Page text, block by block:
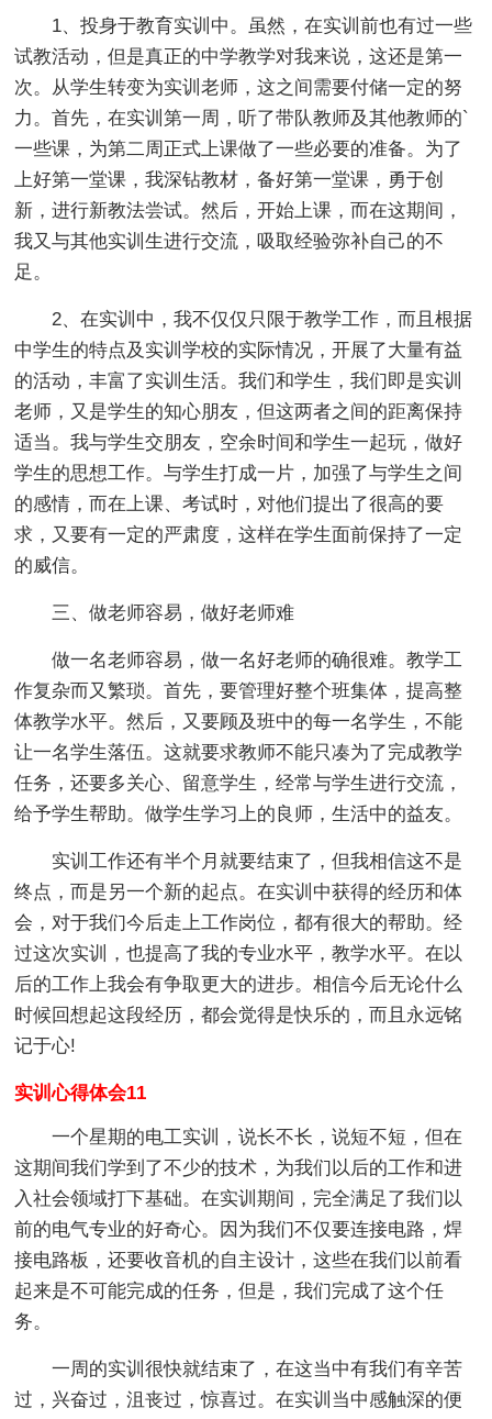
1、投身于教育实训中。虽然，在实训前也有过一些
试教活动，但是真正的中学教学对我来说，这还是第一
次。从学生转变为实训老师，这之间需要付储一定的努
力。首先，在实训第一周，听了带队教师及其他教师的`
一些课，为第二周正式上课做了一些必要的准备。为了
上好第一堂课，我深钻教材，备好第一堂课，勇于创
新，进行新教法尝试。然后，开始上课，而在这期间，
我又与其他实训生进行交流，吸取经验弥补自己的不
足。
2、在实训中，我不仅仅只限于教学工作，而且根据
中学生的特点及实训学校的实际情况，开展了大量有益
的活动，丰富了实训生活。我们和学生，我们即是实训
老师，又是学生的知心朋友，但这两者之间的距离保持
适当。我与学生交朋友，空余时间和学生一起玩，做好
学生的思想工作。与学生打成一片，加强了与学生之间
的感情，而在上课、考试时，对他们提出了很高的要
求，又要有一定的严肃度，这样在学生面前保持了一定
的威信。
三、做老师容易，做好老师难
做一名老师容易，做一名好老师的确很难。教学工
作复杂而又繁琐。首先，要管理好整个班集体，提高整
体教学水平。然后，又要顾及班中的每一名学生，不能
让一名学生落伍。这就要求教师不能只凑为了完成教学
任务，还要多关心、留意学生，经常与学生进行交流，
给予学生帮助。做学生学习上的良师，生活中的益友。
实训工作还有半个月就要结束了，但我相信这不是
终点，而是另一个新的起点。在实训中获得的经历和体
会，对于我们今后走上工作岗位，都有很大的帮助。经
过这次实训，也提高了我的专业水平，教学水平。在以
后的工作上我会有争取更大的进步。相信今后无论什么
时候回想起这段经历，都会觉得是快乐的，而且永远铭
记于心!
实训心得体会11
一个星期的电工实训，说长不长，说短不短，但在
这期间我们学到了不少的技术，为我们以后的工作和进
入社会领域打下基础。在实训期间，完全满足了我们以
前的电气专业的好奇心。因为我们不仅要连接电路，焊
接电路板，还要收音机的自主设计，这些在我们以前看
起来是不可能完成的任务，但是，我们完成了这个任
务。
一周的实训很快就结束了，在这当中有我们有辛苦
过，兴奋过，沮丧过，惊喜过。在实训当中感触深的便